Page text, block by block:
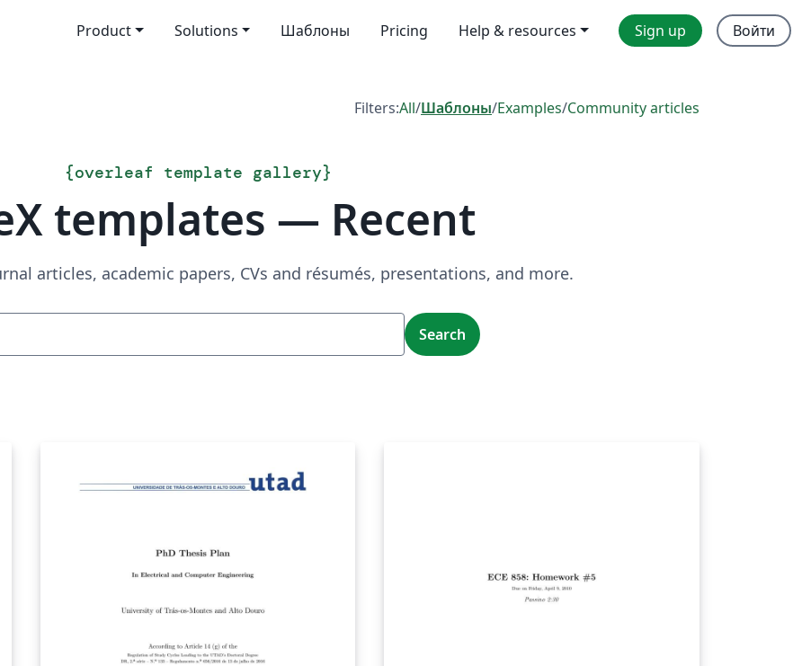
Product Solutions Шаблоны Pricing Help & resources Sign up Войти
Filters:All/Шаблоны/Examples/Community articles
{overleaf template gallery}
templates — Recent
articles, academic papers, CVs and résumés, presentations, and more.
Search